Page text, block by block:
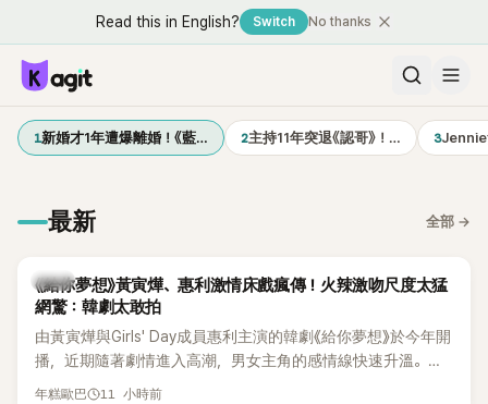
Read this in English? Switch No thanks
1新婚才1年遭爆離婚！《藍… 2主持11年突退《認哥》！… 3Jennie
最新 全部 →
韓劇
《給你夢想》黃寅燁、惠利激情床戲瘋傳！火辣激吻尺度太猛
網驚：韓劇太敢拍
由黃寅燁與Girls' Day成員惠利主演的韓劇《給你夢想》於今年開
播，近期隨著劇情進入高潮，男女主角的感情線快速升溫。最
新播出的第8集不僅上演火辣吻戲，更接連出現床戲橋段，讓
年糕歐巴 11 小時前